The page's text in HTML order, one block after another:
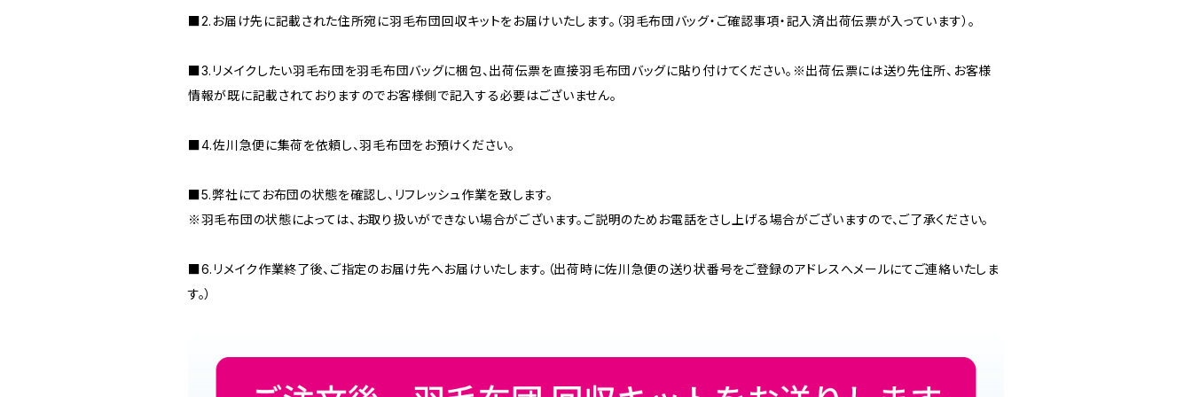
■2.お届け先に記載された住所宛に羽毛布団回収キットをお届けいたします。（羽毛布団バッグ・ご確認事項・記入済出荷伝票が入っています）。
■3.リメイクしたい羽毛布団を羽毛布団バッグに梱包、出荷伝票を直接羽毛布団バッグに貼り付けてください。※出荷伝票には送り先住所、お客様
情報が既に記載されておりますのでお客様側で記入する必要はございません。
■4.佐川急便に集荷を依頼し、羽毛布団をお預けください。
■5.弊社にてお布団の状態を確認し、リフレッシュ作業を致します。
※羽毛布団の状態によっては、お取り扱いができない場合がございます。ご説明のためお電話をさし上げる場合がございますので、ご了承ください。
■6.リメイク作業終了後、ご指定のお届け先へお届けいたします。（出荷時に佐川急便の送り状番号をご登録のアドレスへメールにてご連絡いたしま
す。）